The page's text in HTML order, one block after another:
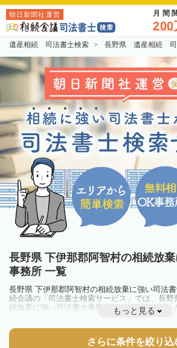
朝日新聞社運営 月間
200
遺産相続 司法書士検索 長野県 遺産相続 司
長野県 下伊那郡阿智村の相続放
事務所 一覧
長野県 下伊那郡阿智村の相続放棄に強い司法
続会議の「司法書士検索サービス」では、長野
続放棄に強い司法書士事務所を一覧で見ること
ブルやお悩みを抱えている方は一度近隣の司法
もっと見る
さらに条件を絞り込